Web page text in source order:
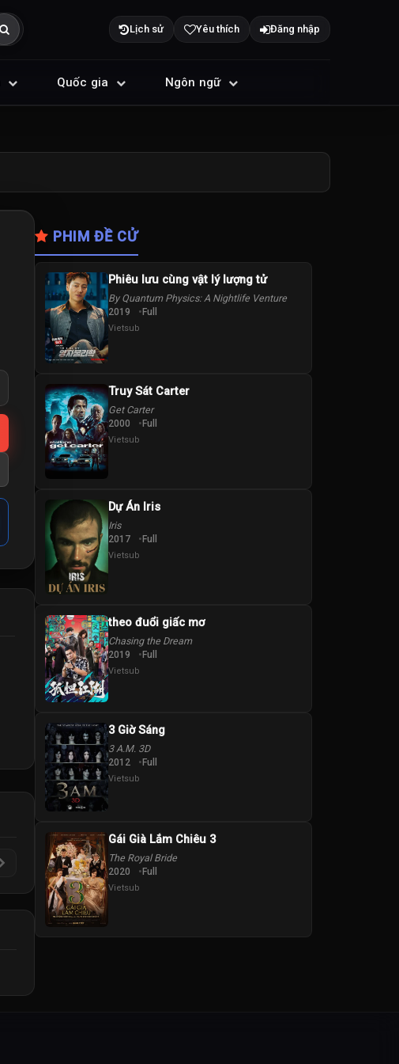
Lịch sử Yêu thích Đăng nhập
Quốc gia Ngôn ngữ
PHIM ĐỀ CỬ
Phiêu lưu cùng vật lý lượng tử
By Quantum Physics: A Nightlife Venture
2019 Full
Vietsub
Truy Sát Carter
Get Carter
2000 Full
Vietsub
Dự Án Iris
Iris
2017 Full
Vietsub
theo đuổi giấc mơ
Chasing the Dream
2019 Full
Vietsub
3 Giờ Sáng
3 A.M. 3D
2012 Full
Vietsub
Gái Già Lắm Chiêu 3
The Royal Bride
2020 Full
Vietsub